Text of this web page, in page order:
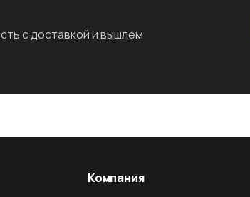
с доставкой и вышлем
Компания